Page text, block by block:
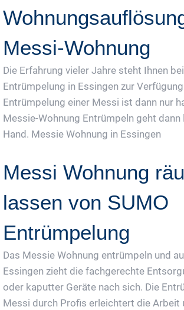
Messi-Wohnung
Die Erfahrung vieler Jahre steht Ihnen
Entrümpelung in Essingen zur
Entrümpelung einer Messi ist dann nur
Messie-Wohnung Entrümpeln geht
Hand. Messie Wohnung in Essingen
Messi Wohnung
lassen von SUMO
Entrümpelung
Das Messie Wohnung entrümpeln und
Essingen zieht die fachgerechte
oder kaputter Geräte nach sich. Die
Messi durch Profis erleichtert die Arbeit